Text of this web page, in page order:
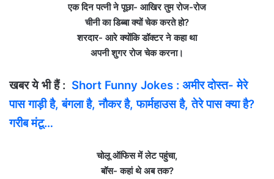
एक दिन पत्नी ने पूछा- आखिर तुम रोज-रोज
चीनी का डिब्बा क्यों चेक करते हो?
शरदार- आरे क्योंकि डॉक्टर ने कहा था
अपनी शुगर रोज चेक करना।
खबर ये भी हैं : Short Funny Jokes : अमीर दोस्त- मेरे
पास गाड़ी है, बंगला है, नौकर है, फार्महाउस है, तेरे पास क्या है?
गरीब मंटू…
चोलू ऑफिस में लेट पहुंचा,
बॉस- कहां थे अब तक?